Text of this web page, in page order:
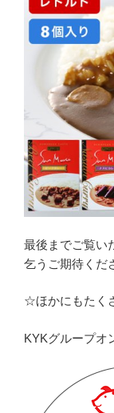
最後までご覧い
乞うご期待くだ
☆ほかにもたく
KYKグループオ